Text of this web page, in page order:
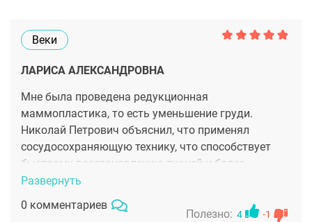
Веки
ЛАРИСА АЛЕКСАНДРОВНА
Мне была проведена редукционная
маммопластика, то есть уменьшение груди.
Николай Петрович объяснил, что применял
сосудосохраняющую технику, что способствует
быстрому восстановлению тканей и более
быстрому заживлению. Я даже представить себе
не могла, что третий размер вместо пятого - это
Развернуть
0 комментариев
Полезно: 4 -1